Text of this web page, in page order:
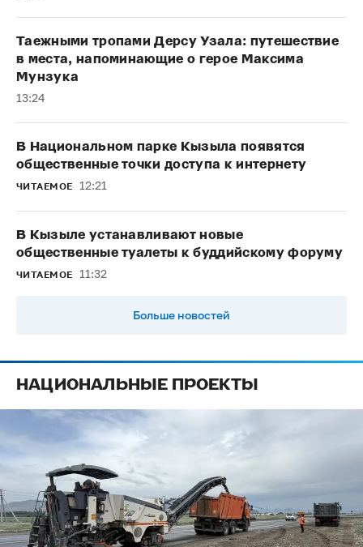
Таежными тропами Дерсу Узала: путешествие
в места, напоминающие о герое Максима
Мунзука
13:24
В Национальном парке Кызыла появятся
общественные точки доступа к интернету
ЧИТАЕМОЕ 12:21
В Кызыле устанавливают новые
общественные туалеты к буддийскому форуму
ЧИТАЕМОЕ 11:32
Больше новостей
НАЦИОНАЛЬНЫЕ ПРОЕКТЫ